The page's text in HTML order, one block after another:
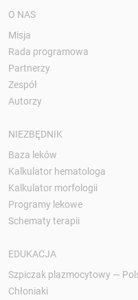
O NAS
Misja
Rada programowa
Partnerzy
Zespół
Autorzy
NIEZBĘDNIK
Baza leków
Kalkulator hematologa
Kalkulator morfologii
Programy lekowe
Schematy terapii
EDUKACJA
Szpiczak plazmocytowy —
Chłoniaki